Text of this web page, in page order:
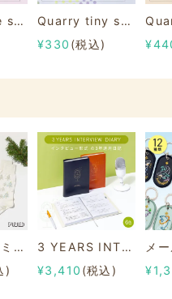
Quarry rare stone seal【クオリーレアストーンシール 2シート入り】
Quarry tiny stone seal【クオリー タイニーストーンシール 3シート入り】
¥330 (税込)
FAPIEDファミリーソックスセット 総柄
)
3 YEARS INTERVIEW DIARY
¥3,410 (税込)